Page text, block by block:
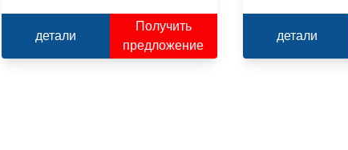
детали
Получить
предложение
детали